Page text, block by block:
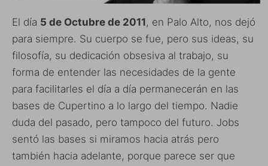
El día 5 de Octubre de 2011, en Palo Alto, nos dejó
para siempre. Su cuerpo se fue, pero sus ideas, su
filosofía, su dedicación obsesiva al trabajo, su
forma de entender las necesidades de la gente
para facilitarles el día a día permanecerán en las
bases de Cupertino a lo largo del tiempo. Nadie
duda del pasado, pero tampoco del futuro. Jobs
sentó las bases si miramos hacia atrás pero
también hacia adelante, porque parece ser que